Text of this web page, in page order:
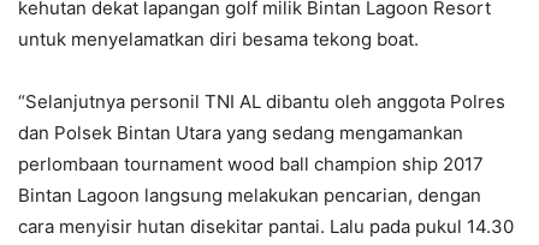
kehutan dekat lapangan golf milik Bintan Lagoon Resort
untuk menyelamatkan diri besama tekong boat.
“Selanjutnya personil TNI AL dibantu oleh anggota Polres
dan Polsek Bintan Utara yang sedang mengamankan
perlombaan tournament wood ball champion ship 2017
Bintan Lagoon langsung melakukan pencarian, dengan
cara menyisir hutan disekitar pantai. Lalu pada pukul 14.30